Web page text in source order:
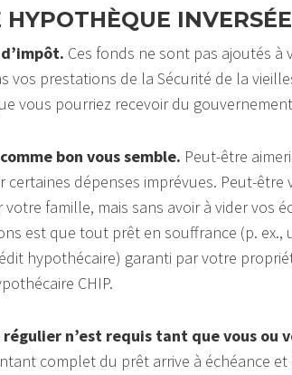
HYPOTHÈQUE
Ces fonds ne sont pas ajoutés à
vos prestations de la Sécurité de la
vous pourriez recevoir du
bon vous semble. Peut-être
dépenses imprévues. Peut-être
famille, mais sans avoir à vider vos
est que tout prêt en souffrance (p. ex.,
hypothécaire) garanti par votre
CHIP.
n’est requis tant que vous ou
complet du prêt arrive à échéance